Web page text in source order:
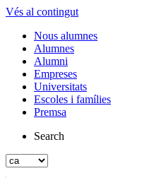
Vés al contingut
Nous alumnes
Alumnes
Alumni
Empreses
Universitats
Escoles i famílies
Premsa
Search